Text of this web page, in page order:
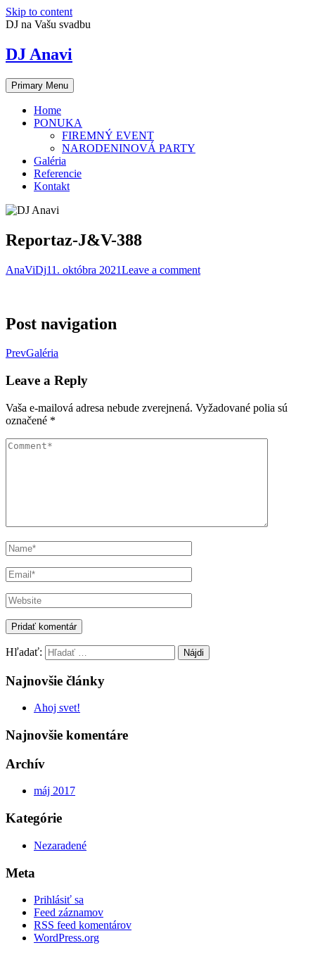
Skip to content
DJ na Vašu svadbu
DJ Anavi
Primary Menu
Home
PONUKA
FIREMNÝ EVENT
NARODENINOVÁ PARTY
Galéria
Referencie
Kontakt
Reportaz-J&V-388
AnaViDj11. októbra 2021Leave a comment
Post navigation
PrevGaléria
Leave a Reply
Vaša e-mailová adresa nebude zverejnená. Vyžadované polia sú
označené *
Hľadať:
Najnovšie články
Ahoj svet!
Najnovšie komentáre
Archív
máj 2017
Kategórie
Nezaradené
Meta
Prihlásiť sa
Feed záznamov
RSS feed komentárov
WordPress.org